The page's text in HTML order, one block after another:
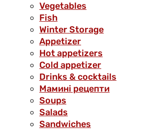
Vegetables
Fish
Winter Storage
Аppetizer
Hot appetizers
Cold appetizer
Drinks & cocktails
Мамині рецепти
Soups
Salads
Sandwiches